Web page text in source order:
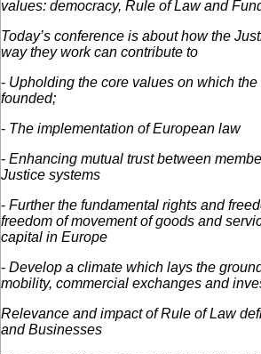
values: democracy, Rule of Law and
Today’s conference is about how the
way they work can contribute to
- Upholding the core values on which
founded;
- The implementation of European law
- Enhancing mutual trust between
Justice systems
- Further the fundamental rights and
freedom of movement of goods and
capital in Europe
- Develop a climate which lays the
mobility, commercial exchanges and
Relevance and impact of Rule of Law
and Businesses